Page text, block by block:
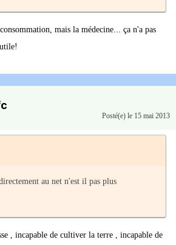
mais la médecine... ça n'a pas
Posté(e) le 15 mai 2013
au net n'est il pas plus
, incapable de cultiver la terre , incapable de